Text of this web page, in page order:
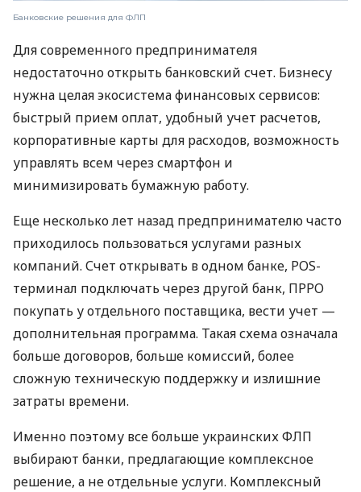
Банковские решения для ФЛП
Для современного предпринимателя
недостаточно открыть банковский счет. Бизнесу
нужна целая экосистема финансовых сервисов:
быстрый прием оплат, удобный учет расчетов,
корпоративные карты для расходов, возможность
управлять всем через смартфон и
минимизировать бумажную работу.
Еще несколько лет назад предпринимателю часто
приходилось пользоваться услугами разных
компаний. Счет открывать в одном банке, POS-
терминал подключать через другой банк, ПРРО
покупать у отдельного поставщика, вести учет —
дополнительная программа. Такая схема означала
больше договоров, больше комиссий, более
сложную техническую поддержку и излишние
затраты времени.
Именно поэтому все больше украинских ФЛП
выбирают банки, предлагающие комплексное
решение, а не отдельные услуги. Комплексный